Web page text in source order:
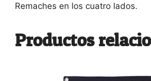
Remaches en los cuatro lados.
Productos